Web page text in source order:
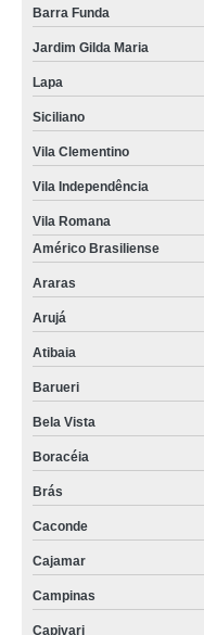
Barra Funda
Jardim Gilda Maria
Lapa
Siciliano
Vila Clementino
Vila Independência
Vila Romana
Américo Brasiliense
Araras
Arujá
Atibaia
Barueri
Bela Vista
Boracéia
Brás
Caconde
Cajamar
Campinas
Capivari